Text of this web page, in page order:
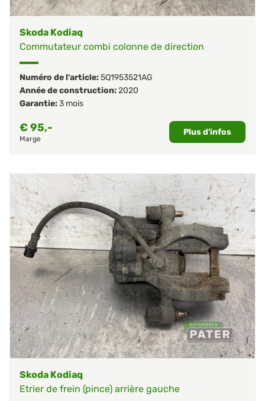
Skoda Kodiaq
Commutateur combi colonne de direction
Numéro de l'article:5Q1953521AG
Année de construction:2020
Garantie:3 mois
€95,-
Marge
Plus d'infos
Skoda Kodiaq
Etrier de frein (pince) arrière gauche